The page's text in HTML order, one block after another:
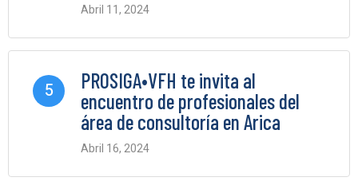
Abril 11, 2024
5
PROSIGA•VFH te invita al
encuentro de profesionales del
área de consultoría en Arica
Abril 16, 2024